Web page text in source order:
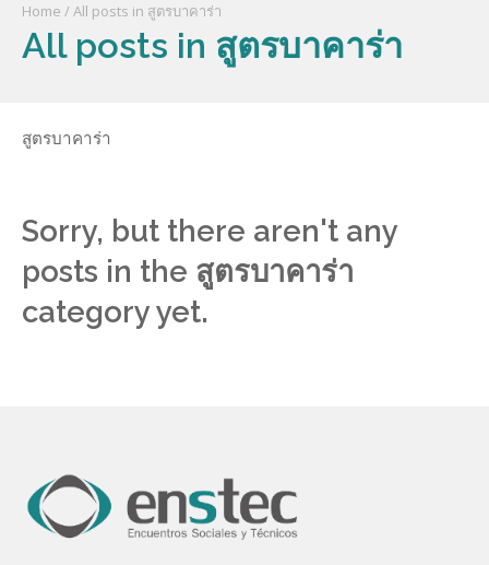
Home / All posts in สูตรบาคาร่า
All posts in สูตรบาคาร่า
สูตรบาคาร่า
Sorry, but there aren't any
posts in the สูตรบาคาร่า
category yet.